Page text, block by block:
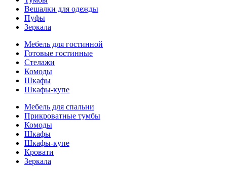
Вешалки для одежды
Пуфы
Зеркала
Мебель для гостинной
Готовые гостинные
Стелажи
Комоды
Шкафы
Шкафы-купе
Мебель для спальни
Прикроватные тумбы
Комоды
Шкафы
Шкафы-купе
Кровати
Зеркала